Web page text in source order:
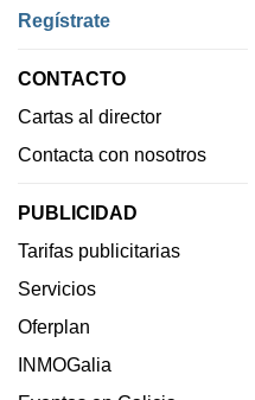
Regístrate
CONTACTO
Cartas al director
Contacta con nosotros
PUBLICIDAD
Tarifas publicitarias
Servicios
Oferplan
INMOGalia